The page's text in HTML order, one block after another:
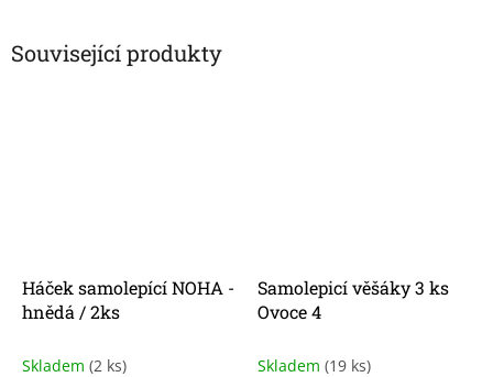
Související produkty
Háček samolepící NOHA -
hnědá / 2ks
Skladem (2 ks)
Samolepicí věšáky 3 ks
Ovoce 4
Skladem (19 ks)